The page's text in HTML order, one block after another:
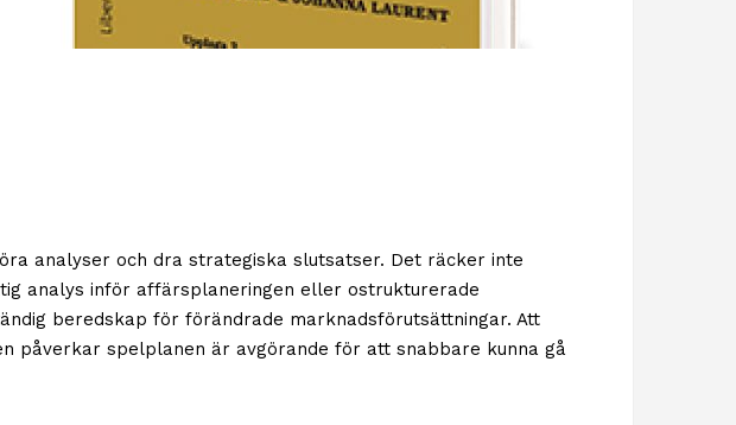
analyser och dra strategiska slutsatser. Det räcker inte
analys inför affärsplaneringen eller ostrukturerade
beredskap för förändrade marknadsförutsättningar. Att
påverkar spelplanen är avgörande för att snabbare kunna gå